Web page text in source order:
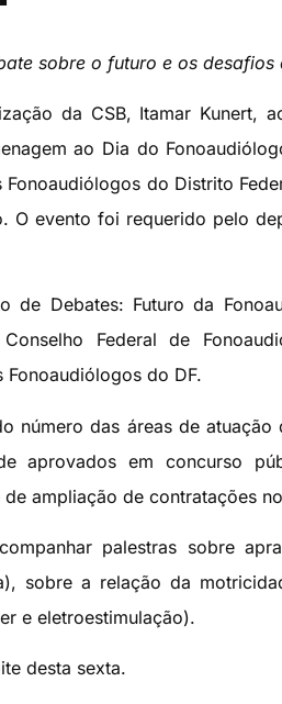
sobre o futuro e os
da CSB, Itamar Kunert,
ao Dia do
do Distrito
O evento foi requerido pelo
de Debates: Futuro da
Federal de
do DF.
número das áreas de
aprovados em concurso
ampliação de contratações
palestras sobre
sobre a relação da
e eletroestimulação).
desta sexta.